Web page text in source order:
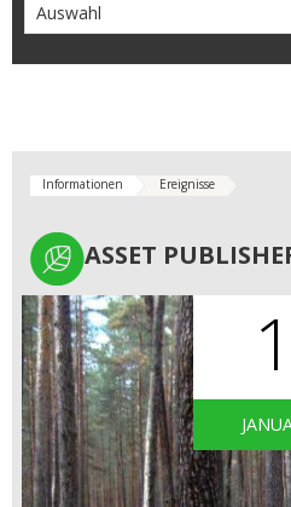
Informationen Ereignisse
ASSET
ASSET
1